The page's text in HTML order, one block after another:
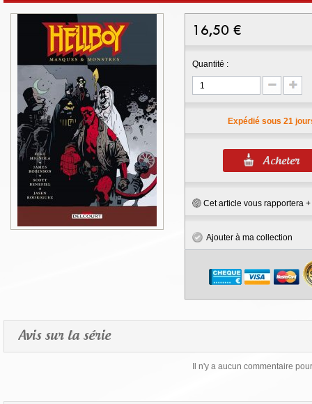
16,50 €
Quantité :
Expédié sous 21
Cet article vous rapportera +
Ajouter à ma collection
Avis sur la série
Il n'y a aucun commentaire